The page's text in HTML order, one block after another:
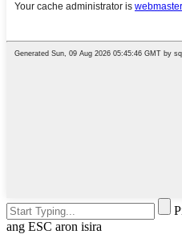
ang ESC aron isira